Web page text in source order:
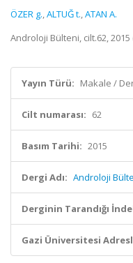
ÖZER g.,ALTUĞ t.,ATAN A.
Androloji Bülteni, cilt.62, 2015
Yayın Türü: Makale /
Cilt numarası: 62
Basım Tarihi: 2015
Dergi Adı: Androloji
Derginin Tarandığı
Gazi Üniversitesi